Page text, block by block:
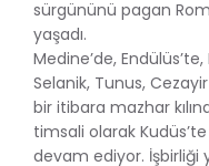
sürgününü pagan
yaşadı.
Medine’de,
Selanik, Tunus,
bir itibara mazhar
timsali olarak
devam ediyor. İşbirliği